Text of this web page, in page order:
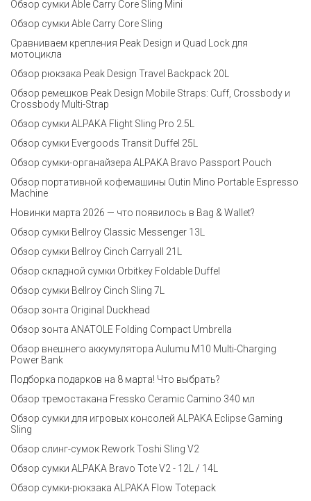
Обзор сумки Able Carry Core Sling Mini
Обзор сумки Able Carry Core Sling
Сравниваем крепления Peak Design и Quad Lock для
мотоцикла
Обзор рюкзака Peak Design Travel Backpack 20L
Обзор ремешков Peak Design Mobile Straps: Cuff, Crossbody и
Crossbody Multi-Strap
Обзор сумки ALPAKA Flight Sling Pro 2.5L
Обзор сумки Evergoods Transit Duffel 25L
Обзор сумки-органайзера ALPAKA Bravo Passport Pouch
Обзор портативной кофемашины Outin Mino Portable Espresso
Machine
Новинки марта 2026 — что появилось в Bag & Wallet?
Обзор сумки Bellroy Classic Messenger 13L
Обзор сумки Bellroy Cinch Carryall 21L
Обзор складной сумки Orbitkey Foldable Duffel
Обзор сумки Bellroy Cinch Sling 7L
Обзор зонта Original Duckhead
Обзор зонта ANATOLE Folding Compact Umbrella
Обзор внешнего аккумулятора Aulumu M10 Multi-Charging
Power Bank
Подборка подарков на 8 марта! Что выбрать?
Обзор тремостакана Fressko Ceramic Camino 340 мл
Обзор сумки для игровых консолей ALPAKA Eclipse Gaming
Sling
Обзор слинг-сумок Rework Toshi Sling V2
Обзор сумки ALPAKA Bravo Tote V2 - 12L / 14L
Обзор сумки-рюкзака ALPAKA Flow Totepack